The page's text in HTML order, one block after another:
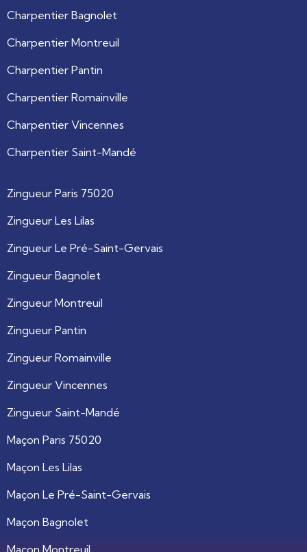
Charpentier Bagnolet
Charpentier Montreuil
Charpentier Pantin
Charpentier Romainville
Charpentier Vincennes
Charpentier Saint-Mandé
Zingueur Paris 75020
Zingueur Les Lilas
Zingueur Le Pré-Saint-Gervais
Zingueur Bagnolet
Zingueur Montreuil
Zingueur Pantin
Zingueur Romainville
Zingueur Vincennes
Zingueur Saint-Mandé
Maçon Paris 75020
Maçon Les Lilas
Maçon Le Pré-Saint-Gervais
Maçon Bagnolet